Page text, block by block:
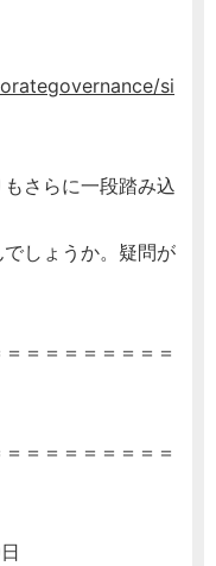
si
もさらに一段踏み込
しょうか。疑問が
＝＝＝＝＝＝＝＝
＝＝＝＝＝＝＝＝